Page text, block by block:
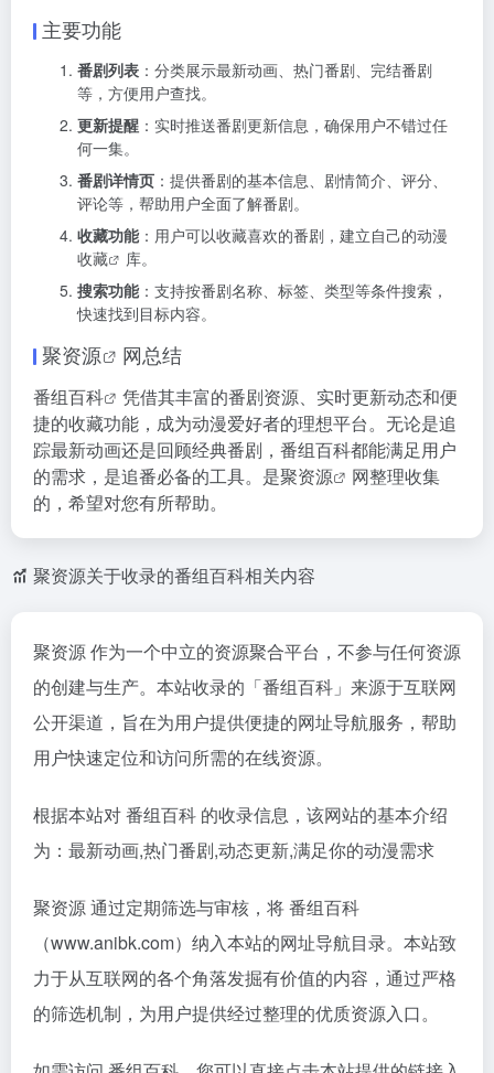
主要功能
番剧列表 ：分类展示最新动画、热门番剧、完结番剧
等，方便用户查找。
更新提醒 ：实时推送番剧更新信息，确保用户不错过任
何一集。
番剧详情页 ：提供番剧的基本信息、剧情简介、评分、
评论等，帮助用户全面了解番剧。
收藏功能：用户可以收藏喜欢的番剧，建立自己的动漫
收藏
库。
搜索功能：支持按番剧名称、标签、类型等条件搜索，
快速找到目标内容。
聚资源 网总结
番组百科
凭借其丰富的番剧资源、实时更新动态和便
捷的收藏功能，成为动漫爱好者的理想平台。无论是追
踪最新动画还是回顾经典番剧，番组百科都能满足用户
的需求，是追番必备的工具。是聚资源
网整理收集
的，希望对您有所帮助。
聚资源关于收录的番组百科相关内容
聚资源 作为一个中立的资源聚合平台，不参与任何资源
的创建与生产。本站收录的「番组百科」来源于互联网
公开渠道，旨在为用户提供便捷的网址导航服务，帮助
用户快速定位和访问所需的在线资源。
根据本站对 番组百科 的收录信息，该网站的基本介绍
为：最新动画,热门番剧,动态更新,满足你的动漫需求
聚资源 通过定期筛选与审核，将 番组百科
（www.anibk.com）纳入本站的网址导航目录。本站致
力于从互联网的各个角落发掘有价值的内容，通过严格
的筛选机制，为用户提供经过整理的优质资源入口。